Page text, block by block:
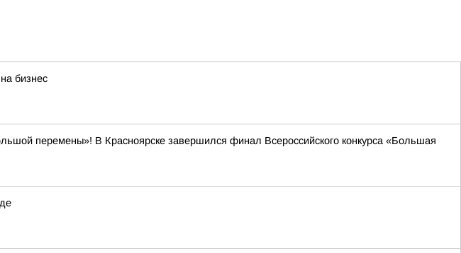
бизнес
перемены»! В Красноярске завершился финал Всероссийского конкурса «Большая